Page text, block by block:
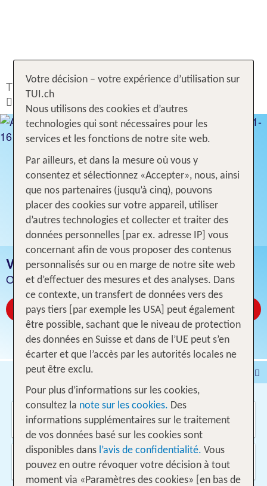
TUI.ch Rechercher & Réserver
Voyages
Espagne
Andalousie
VACANCES ANDALOUSIE
Offres pour 1 semaine vol inclus
Réservez à partir de CHF 419
Voyages
Voyages intervilles
% DEALS
Maison de vacances
Croisières
Véhicules
Où voulez-vous aller?
D'où?
Suisse
Votre décision – votre expérience d’utilisation sur
TUI.ch
Nous utilisons des cookies et d’autres
technologies qui sont nécessaires pour les
services et les fonctions de notre site web.
Par ailleurs, et dans la mesure où vous y
consentez et sélectionnez «Accepter», nous, ainsi
que nos partenaires (jusqu’à cinq), pouvons
placer des cookies sur votre appareil, utiliser
d’autres technologies et collecter et traiter des
données personnelles [par ex. adresse IP] vous
concernant afin de vous proposer des contenus
personnalisés sur ou en marge de notre site web
et d’effectuer des mesures et des analyses. Dans
ce contexte, un transfert de données vers des
pays tiers [par exemple les USA] peut également
être possible, sachant que le niveau de protection
des données en Suisse et dans de l’UE peut s’en
écarter et que l’accès par les autorités locales ne
peut être exclu.
Pour plus d’informations sur les cookies,
consultez la note sur les cookies. Des
informations supplémentaires sur le traitement
de vos données basé sur les cookies sont
disponibles dans l’avis de confidentialité. Vous
pouvez en outre révoquer votre décision à tout
moment via «Paramètres des cookies» [en bas de